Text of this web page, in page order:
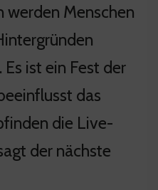
werden Menschen
ist ein Fest der
das
die Live-
der nächste